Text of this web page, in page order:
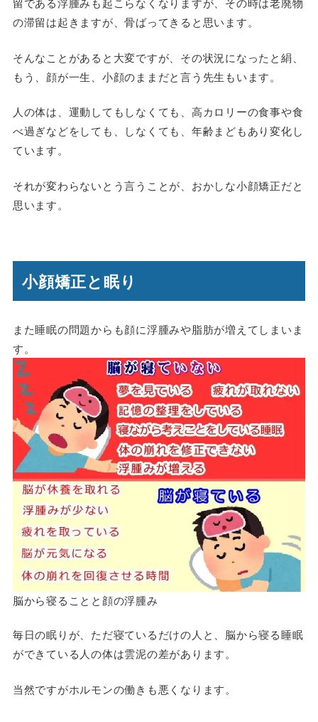
の滞留は起きますが、骨ばってきると思います。
そんなことがあると大変ですが、その状況になったと絹、
もう、顔が一生、小顔のままだと言う先生もいます。
人の体は、運動してもしなくても、高カロリーの食事や食
べ過ぎなどをしても、しなくても、年齢まどもあり変化し
ています。
それが変わらないとう言うことが、おかしな小顔矯正だと
思います。
小顔矯正と眠り
また睡眠の問題からも顔に浮腫みや脂肪が増えてしまいま
す。
脳から寝ることと顔の浮腫み
毎日の眠りが、ただ寝ているだけの人と、脳から寝る睡眠
ができている人の体は雲泥の差があります。
当然ですがホルモンの働きも悪くなります。